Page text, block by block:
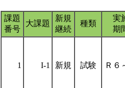
課題
番号
大課題
新規
継続
種類
実
期
1 I-1 新規 試験 Ｒ６